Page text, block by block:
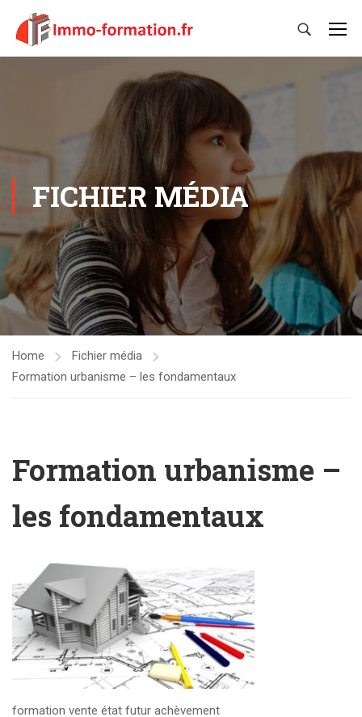
FICHIER MÉDIA
Home
Fichier média
Formation urbanisme – les fondamentaux
Formation urbanisme –
les fondamentaux
formation vente état futur achèvement